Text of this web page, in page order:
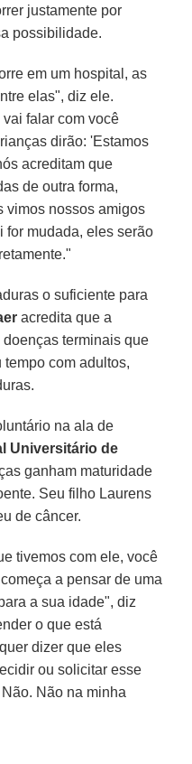
justamente por
possibilidade.
em um hospital, as
elas", diz ele.
falar com você
dirão: 'Estamos
acreditam que
de outra forma,
vimos nossos amigos
for mudada, eles serão
o suficiente para
acredita que a
terminais que
tempo com adultos,
na ala de
Universitário de
ganham maturidade
Seu filho Laurens
de câncer.
tivemos com ele, você
a pensar de uma
a sua idade", diz
o que está
dizer que eles
ou solicitar esse
Não na minha